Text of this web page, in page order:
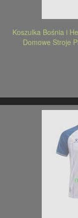
Koszulka Bośnia i
Domowe Stroje